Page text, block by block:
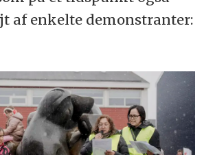
af enkelte demonstranter: